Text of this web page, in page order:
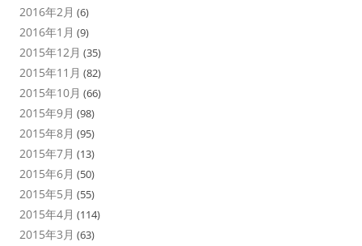
2016年2月 (6)
2016年1月 (9)
2015年12月 (35)
2015年11月 (82)
2015年10月 (66)
2015年9月 (98)
2015年8月 (95)
2015年7月 (13)
2015年6月 (50)
2015年5月 (55)
2015年4月 (114)
2015年3月 (63)